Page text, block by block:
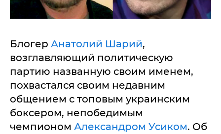
Блогер Анатолий Шарий,
возглавляющий политическую
партию названную своим именем,
похвастался своим недавним
общением с топовым украинским
боксером, непобедимым
чемпионом Александром Усиком. Об